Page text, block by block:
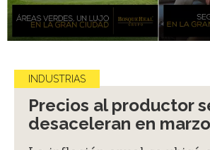
INDUSTRIAS
Precios al productor
desaceleran en marzo